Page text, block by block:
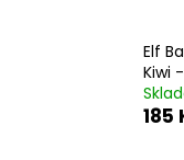
Elf
Kiwi
185